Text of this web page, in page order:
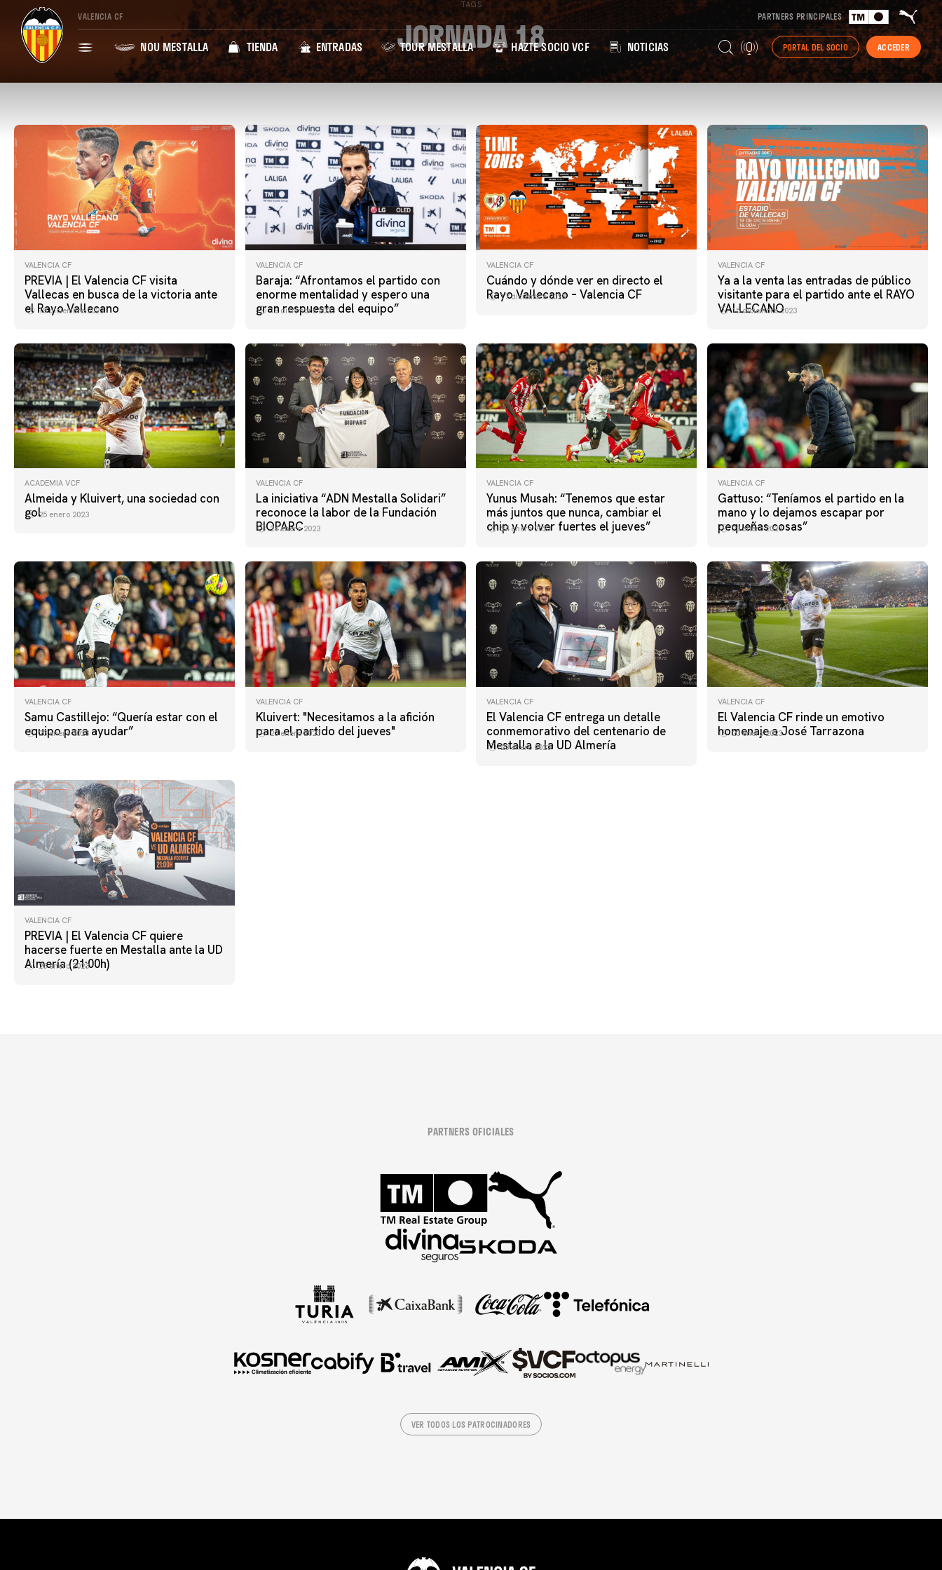
VALENCIA CF PARTNERS PRINCIPALES
NOU MESTALLA TIENDA ENTRADAS TOUR MESTALLA HAZTE SOCIO VCF NOTICIAS PORTAL DEL SOCIO ACCEDER
TAGS
JORNADA 18
VALENCIA CF
PREVIA | El Valencia CF visita
Vallecas en busca de la victoria ante
el Rayo Vallecano
18 diciembre 2023
VALENCIA CF
Baraja: “Afrontamos el partido con
enorme mentalidad y espero una
gran respuesta del equipo”
18 diciembre 2023
VALENCIA CF
Cuándo y dónde ver en directo el
Rayo Vallecano – Valencia CF
17 diciembre 2023
VALENCIA CF
Ya a la venta las entradas de público
visitante para el partido ante el RAYO
VALLECANO
15 diciembre 2023
ACADEMIA VCF
Almeida y Kluivert, una sociedad con
gol25 enero 2023
VALENCIA CF
La iniciativa “ADN Mestalla Solidari”
reconoce la labor de la Fundación
BIOPARC
24 enero 2023
VALENCIA CF
Yunus Musah: “Tenemos que estar
más juntos que nunca, cambiar el
chip y volver fuertes el jueves”
24 enero 2023
VALENCIA CF
Gattuso: “Teníamos el partido en la
mano y lo dejamos escapar por
pequeñas cosas”
23 enero 2023
VALENCIA CF
Samu Castillejo: “Quería estar con el
equipo para ayudar”
23 enero 2023
VALENCIA CF
Kluivert: "Necesitamos a la afición
para el partido del jueves"
23 enero 2023
VALENCIA CF
El Valencia CF entrega un detalle
conmemorativo del centenario de
Mestalla a la UD Almería
23 enero 2023
VALENCIA CF
El Valencia CF rinde un emotivo
homenaje a José Tarrazona
23 enero 2023
VALENCIA CF
PREVIA | El Valencia CF quiere
hacerse fuerte en Mestalla ante la UD
Almería (21:00h)
23 enero 2023
PARTNERS OFICIALES
VER TODOS LOS PATROCINADORES